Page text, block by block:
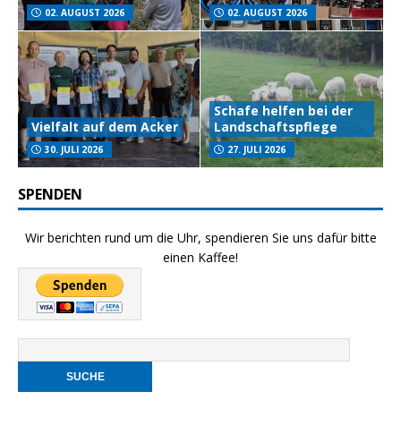
02. AUGUST 2026 02. AUGUST 2026
Vielfalt auf dem Acker
30. JULI 2026
Schafe helfen bei der
Landschaftspflege
27. JULI 2026
SPENDEN
Wir berichten rund um die Uhr, spendieren Sie uns dafür bitte
einen Kaffee!